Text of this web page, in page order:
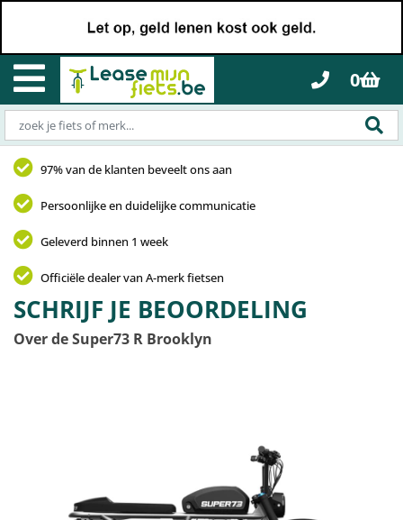
0
97% van de klanten beveelt ons aan
Persoonlijke en duidelijke communicatie
Geleverd binnen 1 week
Officiële dealer van A-merk fietsen
SCHRIJF JE BEOORDELING
Over de Super73 R Brooklyn